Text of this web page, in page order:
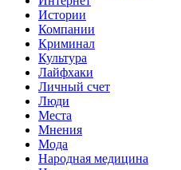
Истории
Компании
Криминал
Культура
Лайфхаки
Личный счет
Люди
Места
Мнения
Мода
Народная медицина